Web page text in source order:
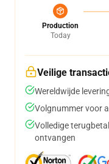
Production
Today
Veilige
Wereldwijde
Volgnummer voor
Volledige
ontvangen